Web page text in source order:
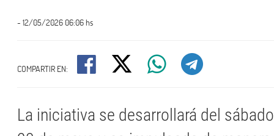
- 12/05/2026 06:06 hs
COMPARTIR EN:
La iniciativa se desarrollará del